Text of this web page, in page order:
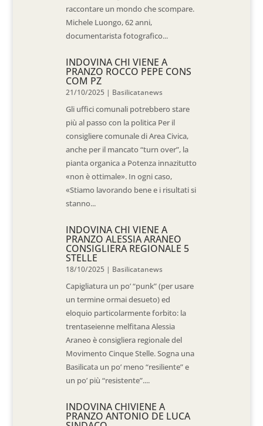
raccontare un mondo che scompare.
Michele Luongo, 62 anni,
documentarista fotografico...
INDOVINA CHI VIENE A
PRANZO ROCCO PEPE CONS
COM PZ
21/10/2025 | Basilicatanews
Gli uffici comunali potrebbero stare
più al passo con la politica Per il
consigliere comunale di Area Civica,
anche per il mancato “turn over”, la
pianta organica a Potenza innazitutto
«non è ottimale». In ogni caso,
«Stiamo lavorando bene e i risultati si
stanno...
INDOVINA CHI VIENE A
PRANZO ALESSIA ARANEO
CONSIGLIERA REGIONALE 5
STELLE
18/10/2025 | Basilicatanews
Capigliatura un po’ “punk” (per usare
un termine ormai desueto) ed
eloquio particolarmente forbito: la
trentaseienne melfitana Alessia
Araneo è consigliera regionale del
Movimento Cinque Stelle. Sogna una
Basilicata un po’ meno “resiliente” e
un po’ più “resistente”....
INDOVINA CHIVIENE A
PRANZO ANTONIO DE LUCA